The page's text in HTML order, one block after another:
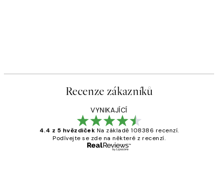
Recenze zákazníků
VYNIKAJÍCÍ
4.4 z 5 hvězdiček Na základě 108386 recenzí.
Podívejte se zde na některé z recenzí.